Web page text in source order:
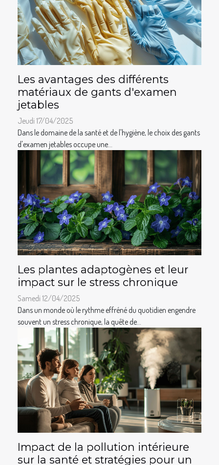
Les avantages des différents
matériaux de gants d'examen
jetables
Jeudi 17/04/2025
Dans le domaine de la santé et de l'hygiène, le choix des gants
d'examen jetables occupe une...
Les plantes adaptogènes et leur
impact sur le stress chronique
Samedi 12/04/2025
Dans un monde où le rythme effréné du quotidien engendre
souvent un stress chronique, la quête de...
Impact de la pollution intérieure
sur la santé et stratégies pour un